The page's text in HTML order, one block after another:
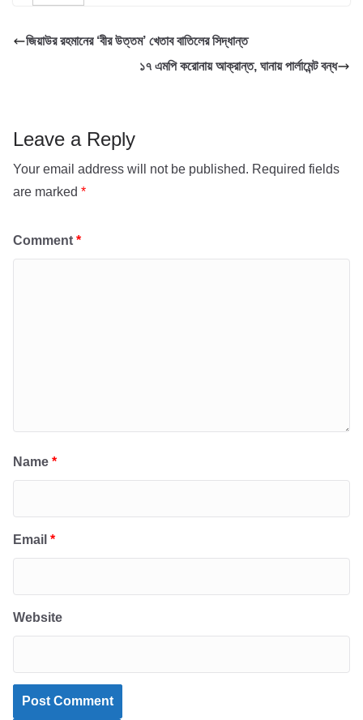
o
e
s
i
a
জিয়াউর রহমানের ‘বীর উত্তম’ খেতাব বাতিলের সিদ্ধান্ত
১৭ এমপি করোনায় আক্রান্ত, ঘানায় পার্লামেন্ট বন্ধ
Leave a Reply
Your email address will not be published. Required fields
are marked *
Comment *
Name *
Email *
Website